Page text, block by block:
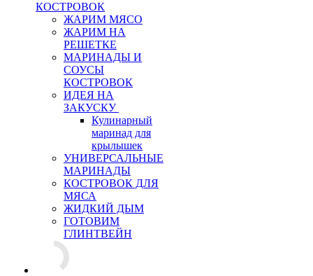
КОСТРОВОК
ЖАРИМ МЯСО
ЖАРИМ НА
РЕШЕТКЕ
МАРИНАДЫ И
СОУСЫ
КОСТРОВОК
ИДЕЯ НА
ЗАКУСКУ
Кулинарный
маринад для
крылышек
УНИВЕРСАЛЬНЫЕ
МАРИНАДЫ
КОСТРОВОК ДЛЯ
МЯСА
ЖИДКИЙ ДЫМ
ГОТОВИМ
ГЛИНТВЕЙН